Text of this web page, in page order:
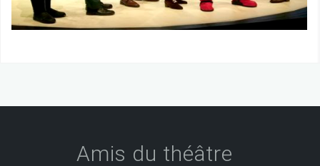
Amis du théâtre